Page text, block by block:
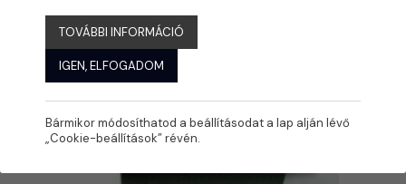
TOVÁBBI INFORMÁCIÓ
IGEN, ELFOGADOM
Bármikor módosíthatod a beállításodat a lap alján lévő
„Cookie-beállítások” révén.